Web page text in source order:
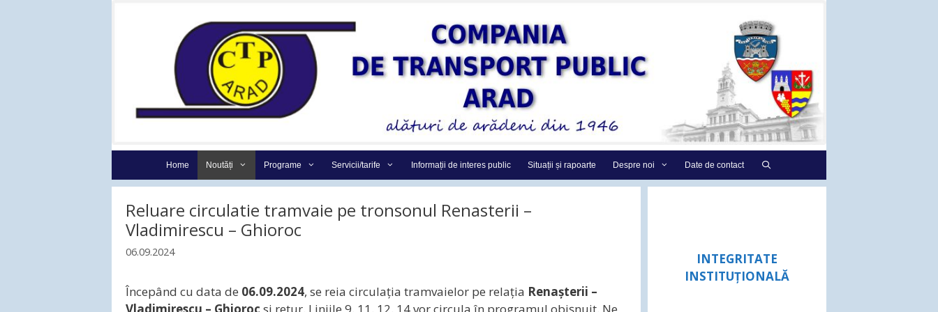
Home Noutăți Programe Servicii/tarife Informații de interes public Situații și rapoarte Despre noi Date de contact
Reluare circulatie tramvaie pe tronsonul Renasterii –
Vladimirescu – Ghioroc
06.09.2024
Începând cu data de 06.09.2024, se reia circulaţia tramvaielor pe relația Renașterii –
INTEGRITATE
INSTITUȚIONALĂ